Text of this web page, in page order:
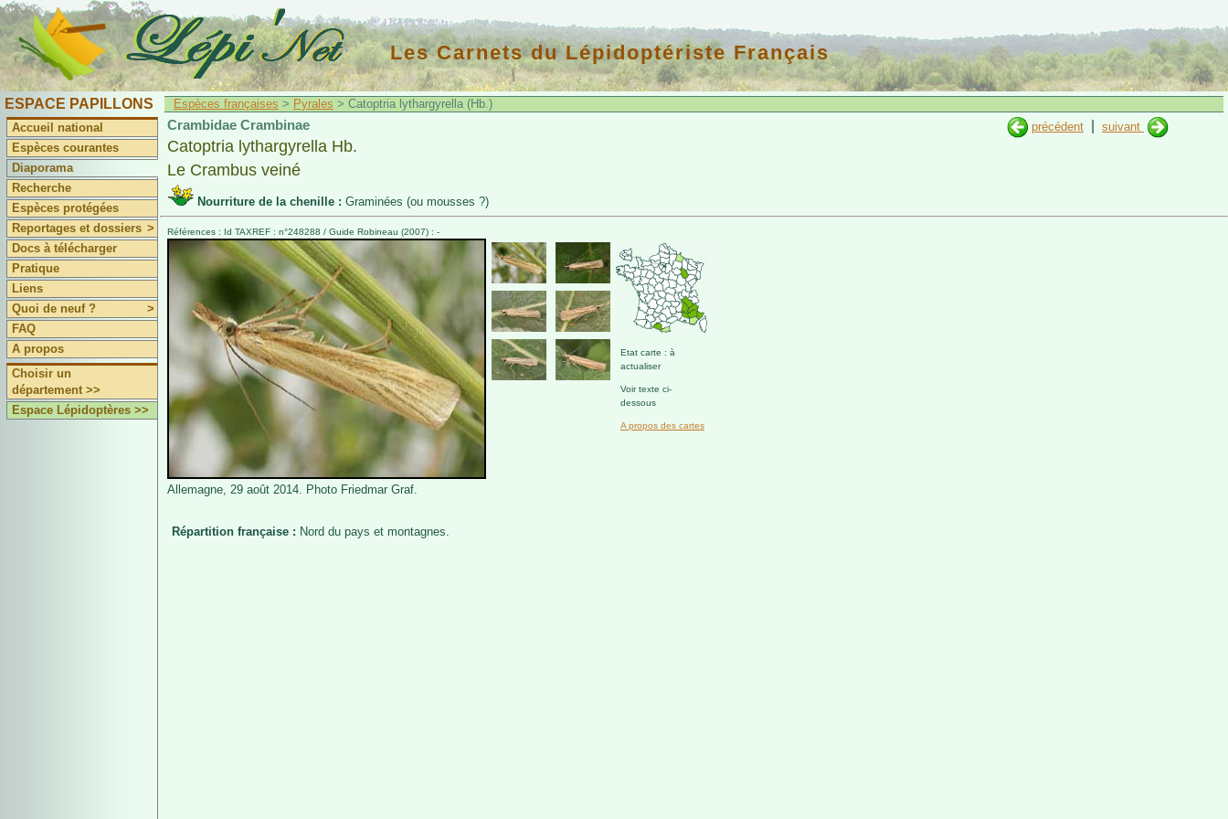
Les Carnets du Lépidoptériste Français
ESPACE PAPILLONS
Accueil national
Espèces courantes
Diaporama
Recherche
Espèces protégées
Reportages et dossiers >
Docs à télécharger
Pratique
Liens
Quoi de neuf ?
>
FAQ
A propos
Choisir un
département >>
Espace Lépidoptères >>
Espèces françaises > Pyrales > Catoptria lythargyrella (Hb.)
précédent
suivant
Crambidae Crambinae
Catoptria lythargyrella Hb.
Le Crambus veiné
Nourriture de la chenille : Graminées (ou mousses ?)
Références : Id TAXREF : n°248288 / Guide Robineau (2007) : -
Allemagne, 29 août 2014. Photo Friedmar Graf.
Etat carte : à
actualiser
Voir texte ci-
dessous
A propos des cartes
Répartition française : Nord du pays et montagnes.